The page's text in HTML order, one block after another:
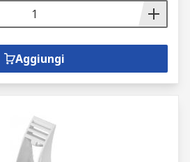
Aggiungi